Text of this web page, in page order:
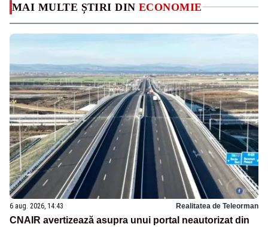
MAI MULTE ȘTIRI DIN ECONOMIE
6 aug. 2026, 14:43 Realitatea de Teleorman
CNAIR avertizează asupra unui portal neautorizat din